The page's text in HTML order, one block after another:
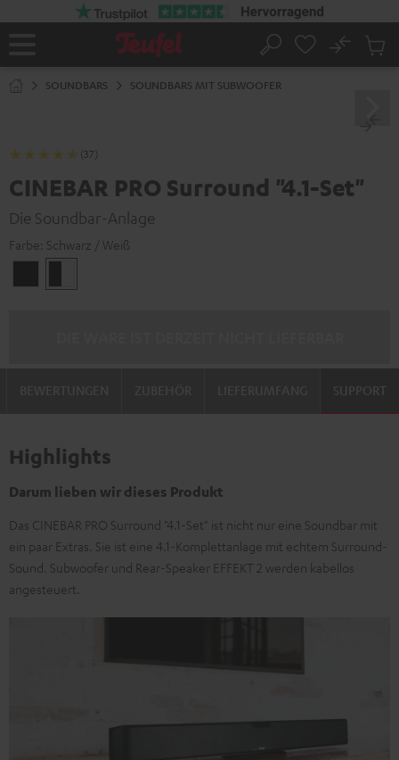
Startseite
Suche
No
SOUNDBARS SOUNDBARS MIT SUBWOOFER
(37)
CINEBAR PRO Surround "4.1-Set"
Die Soundbar-Anlage
Farbe: Schwarz / Weiß
/
SUPPORT
Highlights
Darum lieben wir dieses Produkt
Das CINEBAR PRO Surround "4.1-Set" ist nicht nur eine Soundbar mit
ein paar Extras. Sie ist eine 4.1-Komplettanlage mit echtem Surround-
Sound. Subwoofer und Rear-Speaker EFFEKT 2 werden kabellos
angesteuert.